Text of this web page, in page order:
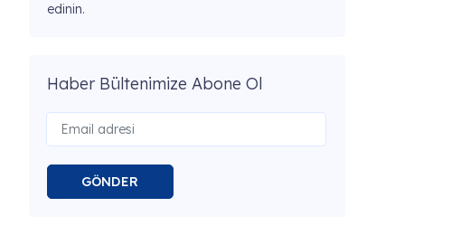
edinin.
Haber Bültenimize Abone Ol
GÖNDER